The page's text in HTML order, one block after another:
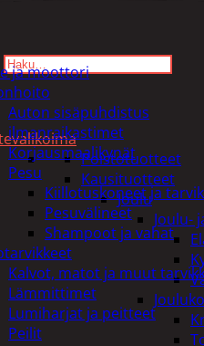
Poistotuotteet
Kausituotteet
Joulu
Joulu-
ja moottori
Auton sisäpuhdistus
ilmanraikastimet
Korjausmaalikynät
Pesu
Kiillotuskoneet ja
Pesuvälineet
Shampoot ja vahat
Kalvot, matot ja muut
Lämmittimet
Lumiharjat ja peitteet
Peilit